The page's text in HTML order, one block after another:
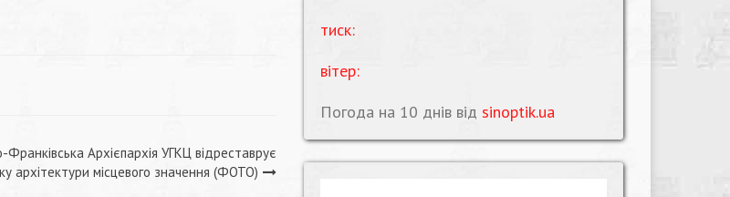
Франківська Архієпархія УГКЦ відреставрує
архітектури місцевого значення (ФОТО)
тиск:
вітер:
Погода на 10 днів від sinoptik.ua